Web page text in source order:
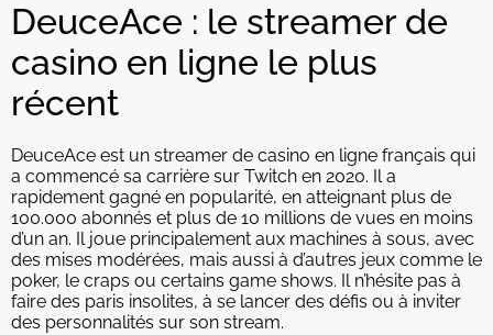
DeuceAce : le streamer de
casino en ligne le plus
récent
DeuceAce est un streamer de casino en ligne français qui
a commencé sa carrière sur Twitch en 2020. Il a
rapidement gagné en popularité, en atteignant plus de
100.000 abonnés et plus de 10 millions de vues en moins
d’un an. Il joue principalement aux machines à sous, avec
des mises modérées, mais aussi à d’autres jeux comme le
poker, le craps ou certains game shows. Il n’hésite pas à
faire des paris insolites, à se lancer des défis ou à inviter
des personnalités sur son stream.